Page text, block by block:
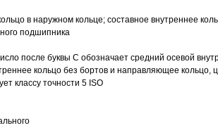
в наружном кольце; составное внутреннее
подшипника
после буквы С обозначает средний осевой
кольцо без бортов и направляющее кольцо,
классу точности 5 ISO